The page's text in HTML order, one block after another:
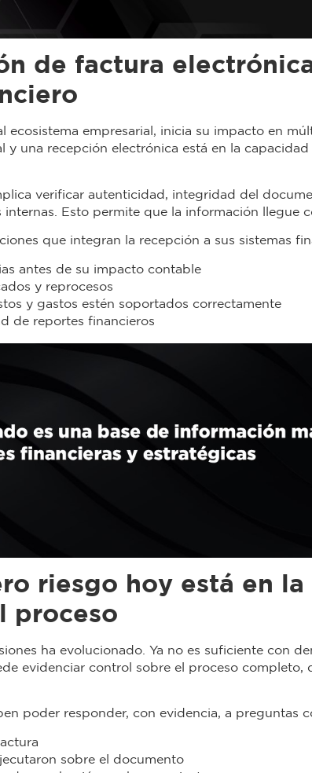
de factura
ecosistema empresarial, inicia su impacto en
y una recepción electrónica está en la
verificar autenticidad, integridad del
internas. Esto permite que la información llegue
que integran la recepción a sus sistemas
antes de su impacto contable
y reprocesos
y gastos estén soportados correctamente
de reportes financieros
riesgo hoy está en
proceso
ha evolucionado. Ya no es suficiente con
evidenciar control sobre el proceso completo,
poder responder, con evidencia, a preguntas
sobre el documento